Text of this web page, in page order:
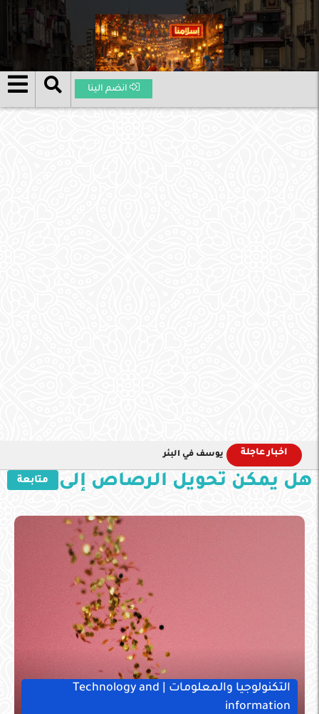
انضم الينا
اخبار عاجلة يوسف في البئر
هل يمكن تحويل الرصاص إلى ذهب
متابعة
التكنولوجيا والمعلومات | Technology and
information